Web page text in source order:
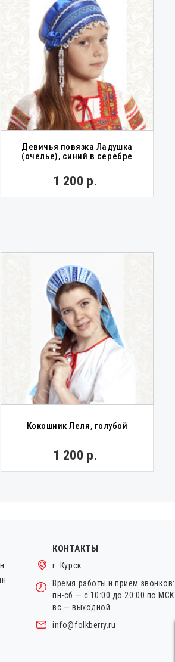
Девичья повязка Ладушка
(очелье), синий в серебре
1 200 р.
Кокошник Леля, голубой
1 200 р.
КОНТАКТЫ
г. Курск
Время работы и прием звонков:
пн-сб — с 10:00 до 20:00 по МСК
вс — выходной
info@folkberry.ru